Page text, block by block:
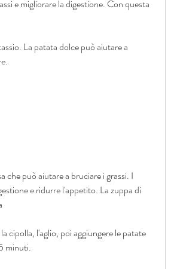
La patata dolce può aiutare a
che può aiutare a bruciare i grassi. I
e ridurre l'appetito. La zuppa di
cipolla, l'aglio, poi aggiungere le patate
minuti.